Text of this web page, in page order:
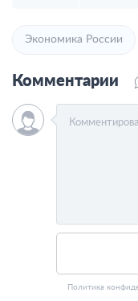
Экономика России
Комментарии
Политика